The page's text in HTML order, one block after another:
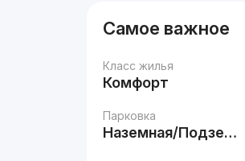
Самое важное
Класс жилья
Комфорт
Парковка
Наземная/Подземная